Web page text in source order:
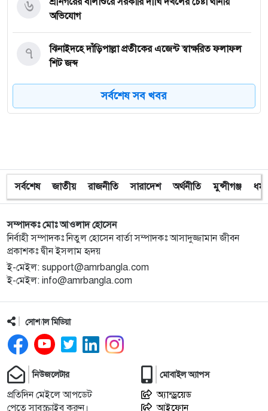
অভিযোগ
৬
ঝিনাইদহে দাঁড়িপাল্লা প্রতীকের এজেন্ট স্বাক্ষরিত ফলাফল
শিট জব্দ
৭
ত্রয়োদশ জাতীয় নির্বাচন, শান্তিপূর্ণ ও নিরপেক্ষ হোক
অবরুদ্ধ জামায়াত নেতাকে উদ্ধার করলেন এনসিপি নেত্রী ডা.
মিতু
১০
ভোটকেন্দ্রের সামনে বস্তাভর্তি টাকাসহ স্বেচ্ছাসেবকদল নেতা
আটক
১১
গোপালগঞ্জে ডিসির বাসভবনের সামনে ককটেল বিস্ফোরণ
১২
সন্ত্রাসীদের ব্যবস্থা না নেওয়া হলে আমার পক্ষে নির্বাচন করা
সম্ভব নয় : ভিপি নূর
১৩
নির্বাচনী নিরাপত্তা পর্যবেক্ষণে ফরিদপুর ও মুন্সীগঞ্জে বিজিবি
মহাপরিচালকের বেইজ ক্যাম্প পরিদর্শন
১৪
সর্বশেষ সব খবর
সর্বশেষ জাতীয় রাজনীতি সারাদেশ অর্থনীতি মুন্সীগঞ্জ ধর্ম
সম্পাদকঃ মোঃ আওলাদ হোসেন
নির্বাহী সম্পাদকঃ নিতুল হোসেন বার্তা সম্পাদকঃ আসাদুজ্জামান জীবন
প্রকাশকঃ দ্বীন ইসলাম হৃদয়
ই-মেইল: support@amrbangla.com
ই-মেইল: info@amrbangla.com
সোশ্যাল মিডিয়া
নিউজলেটার
প্রতিদিন মেইলে আপডেট
পেতে সাবস্ক্রাইব করুন।
মোবাইল অ্যাপস
অ্যান্ড্রয়েড
আইফোন